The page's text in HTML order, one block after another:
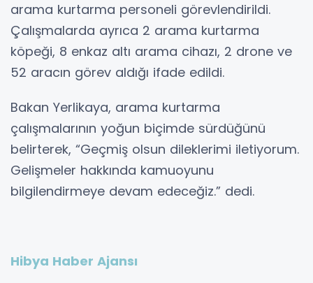
arama kurtarma personeli görevlendirildi.
Çalışmalarda ayrıca 2 arama kurtarma
köpeği, 8 enkaz altı arama cihazı, 2 drone ve
52 aracın görev aldığı ifade edildi.
Bakan Yerlikaya, arama kurtarma
çalışmalarının yoğun biçimde sürdüğünü
belirterek, “Geçmiş olsun dileklerimi iletiyorum.
Gelişmeler hakkında kamuoyunu
bilgilendirmeye devam edeceğiz.” dedi.
Hibya Haber Ajansı